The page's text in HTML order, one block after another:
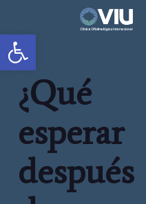
Abrir barra de herramientas
¿Qué
esperar
después